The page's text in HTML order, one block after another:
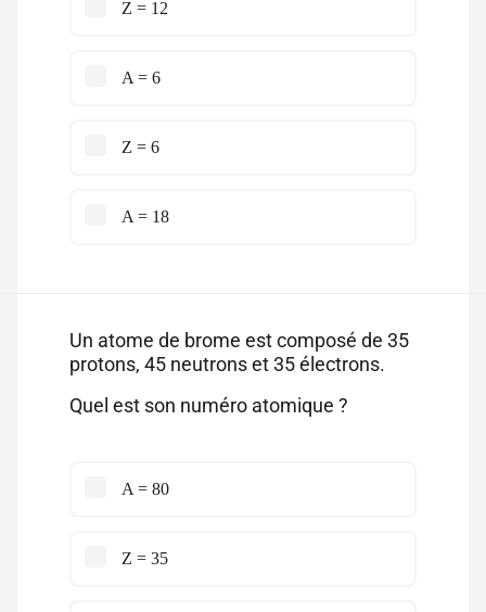
Z = 12
A = 6
Z = 6
A = 18
Un atome de brome est composé de 35
protons, 45 neutrons et 35 électrons.
Quel est son numéro atomique ?
A = 80
Z = 35